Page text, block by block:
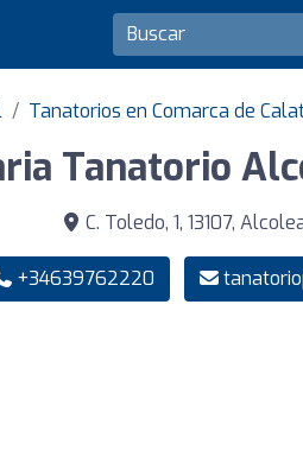
Tanatorios en Comarca de
Tanatorio
C. Toledo, 1, 13107,
+34639762220